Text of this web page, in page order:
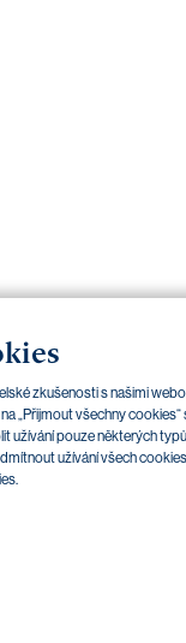
zkušenosti s našimi
„Přijmout všechny
užívání pouze některých
užívání všech